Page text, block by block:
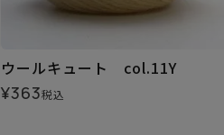
ウールキュート col.11Y
¥363税込